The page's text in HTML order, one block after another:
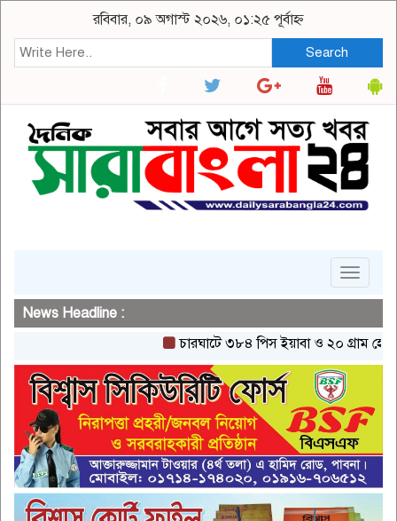
রবিবার, ০৯ অগাস্ট ২০২৬, ০১:২৫ পূর্বাহ্ন
Search
Toggle
News Headline :
চারঘাটে ৩৮৪ পিস ইয়াবা ও ২০ গ্রাম